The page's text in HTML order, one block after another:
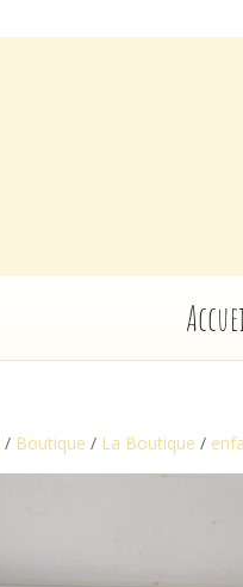
/ Boutique / La Boutique /